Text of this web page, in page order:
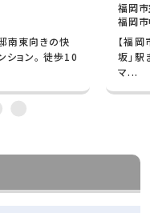
南東向きの快
ョン。 徒歩10
福岡
福岡
【福
坂」
マ...